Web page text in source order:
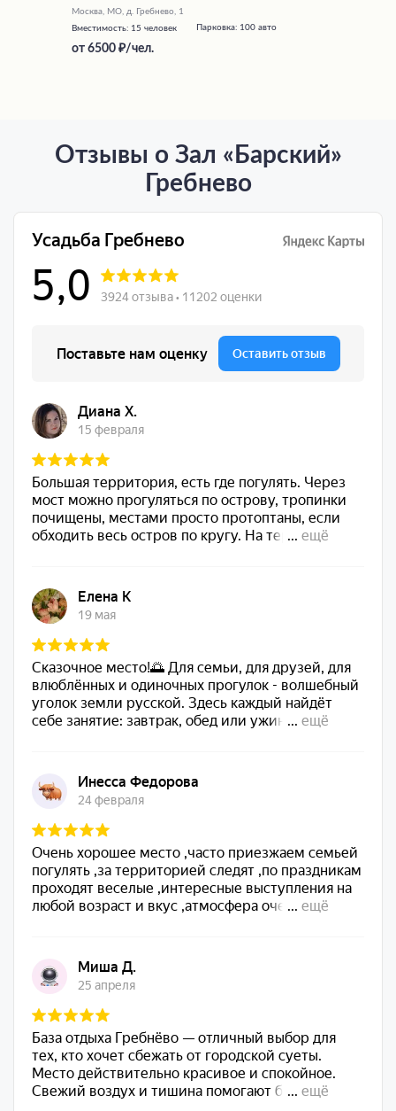
Москва, МО, д. Гребнево, 1
Вместимость: 15 человек Парковка: 100 авто
от 6500 /чел.
Отзывы о Зал «Барский»
Гребнево